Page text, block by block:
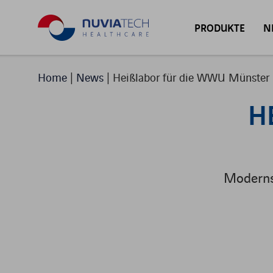
PRODUKTE
ABTEILUNGEN
PRODUKT-
Home | News | Heißlabor für die WWU Münster